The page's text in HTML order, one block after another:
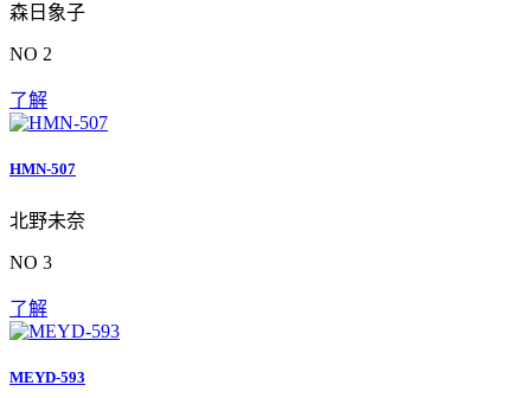
森日象子
NO 2
了解
HMN-507
北野未奈
NO 3
了解
MEYD-593